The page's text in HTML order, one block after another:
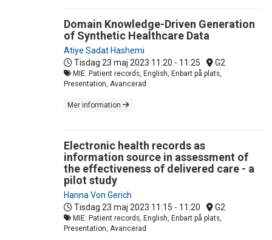
Domain Knowledge-Driven Generation
of Synthetic Healthcare Data
Atiye Sadat Hashemi
Tisdag 23 maj 2023 11:20 - 11:25 G2
MIE: Patient records, English, Enbart på plats,
Presentation, Avancerad
Mer information
Electronic health records as
information source in assessment of
the effectiveness of delivered care - a
pilot study
Hanna Von Gerich
Tisdag 23 maj 2023 11:15 - 11:20 G2
MIE: Patient records, English, Enbart på plats,
Presentation, Avancerad